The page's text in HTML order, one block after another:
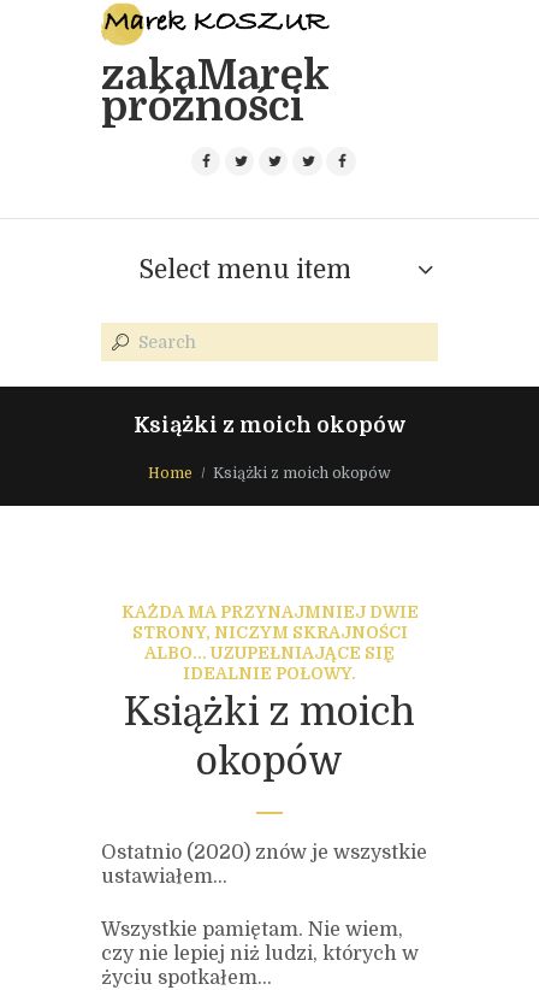
zakaMarek
próżności
Select menu item
Książki z moich okopów
Home Książki z moich okopów
KAŻDA MA PRZYNAJMNIEJ DWIE
STRONY, NICZYM SKRAJNOŚCI
ALBO... UZUPEŁNIAJĄCE SIĘ
IDEALNIE POŁOWY.
Książki z moich
okopów
Ostatnio (2020) znów je wszystkie
ustawiałem…
Wszystkie pamiętam. Nie wiem,
czy nie lepiej niż ludzi, których w
życiu spotkałem…